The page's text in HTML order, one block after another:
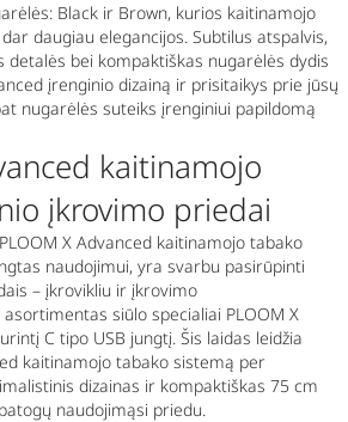
: Black ir Brown, kurios kaitinamojo
daugiau elegancijos. Subtilus atspalvis,
detalės bei kompaktiškas nugarėlės dydis
įrenginio dizainą ir prisitaikys prie jūsų
nugarėlės suteiks įrenginiui papildomą
kaitinamojo
įkrovimo priedai
X Advanced kaitinamojo tabako
naudojimui, yra svarbu pasirūpinti
– įkrovikliu ir įkrovimo
siūlo specialiai PLOOM X
C tipo USB jungtį. Šis laidas leidžia
kaitinamojo tabako sistemą per
dizainas ir kompaktiškas 75 cm
naudojimąsi priedu.